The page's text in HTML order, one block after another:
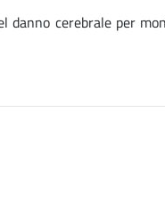
danno cerebrale per